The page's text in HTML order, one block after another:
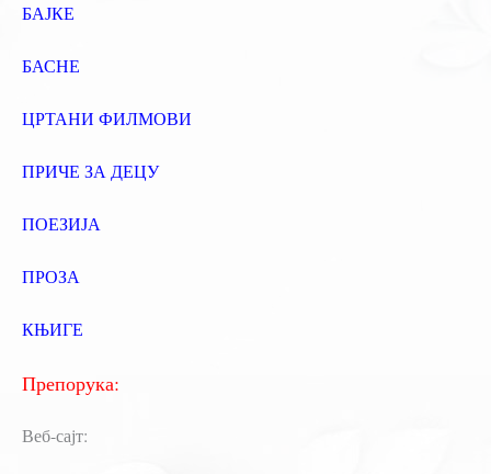
БАЈКЕ
БАСНЕ
ЦРТАНИ ФИЛМОВИ
ПРИЧЕ ЗА ДЕЦУ
ПОЕЗИЈА
ПРОЗА
КЊИГЕ
Препорука:
Веб-сајт: